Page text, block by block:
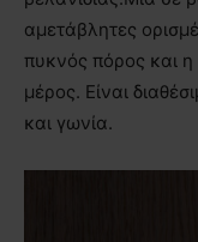
αμετάβλητες
πυκνός πόρος και
μέρος. Είναι
και γωνία.